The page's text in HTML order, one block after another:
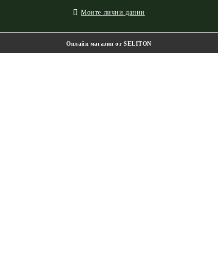
Моите лични данни
Онлайн магазин от SELITON